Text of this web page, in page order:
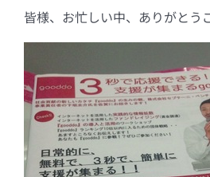
皆様、お忙しい中、ありがとう